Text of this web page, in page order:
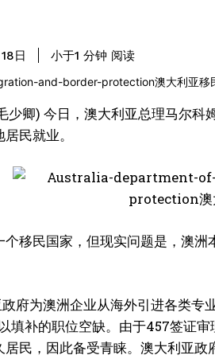
日 小于1 分钟 阅读
少卿) 今日，澳大利亚总理马尔
民就业。
移民国家，但现实问题是，澳
府为澳洲企业从海外引进各类
填补的职位空缺。由于457签证
民，因此备受青睐。澳大利亚